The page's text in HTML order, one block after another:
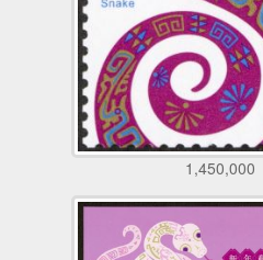
1,450,000